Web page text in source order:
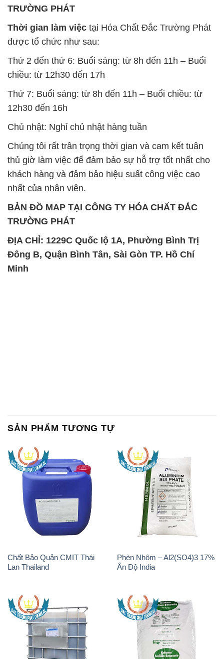
chiều: từ 12h30 đến 17h
Thứ 7: Buổi sáng: từ 8h đến 11h – Buổi chiều: từ
12h30 đến 16h
Chủ nhật: Nghỉ chủ nhật hàng tuần
thủ giờ làm việc để đảm bảo sự hỗ trợ tốt nhất cho
khách hàng và đảm bảo hiệu suất công việc cao
nhất của nhân viên.
BẢN ĐỒ MAP TẠI CÔNG TY HÓA CHẤT ĐẮC
TRƯỜNG PHÁT
ĐỊA CHỈ: 1229C Quốc lộ 1A, Phường Bình Trị
Đông B, Quận Bình Tân, Sài Gòn TP. Hồ Chí
Minh
Chất Bảo Quản CMIT Thái
Lan Thailand
Phèn Nhôm – Al2(SO4)3 17%
Ấn Độ India
Chất tạo bọt Las P Tico Tank
IBC Bồn Việt Nam
Sodium Benzoate – Mốc Bột
Kalama Food Grade Mỹ Usa